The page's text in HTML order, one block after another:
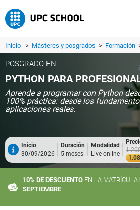
Inicio > Másteres y posgrados > Formación
POSGRADO EN
PYTHON PARA
Aprende a programar con Python
100% práctica: desde los
aplicaciones reales.
Inicio
30/09/2026
Duración
5 meses
Modalidad
Live online
10% DE DESCUENTO EN LA MATRÍCULA
SEPTIEMBRE